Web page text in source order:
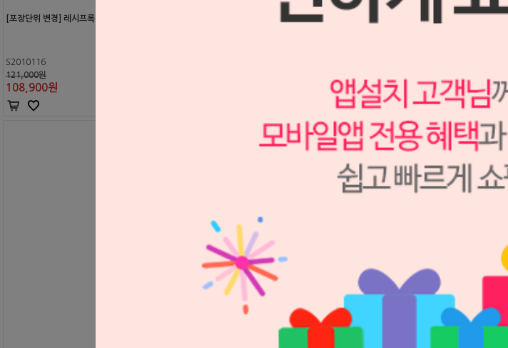
[포장단위 변경] 레시프록 파일 21mm (VDW) (4EA)
S2010116
121,000원
108,900원
[포장단위 변경] 레시프록 파일 25mm (VDW) (4EA)
108,900원